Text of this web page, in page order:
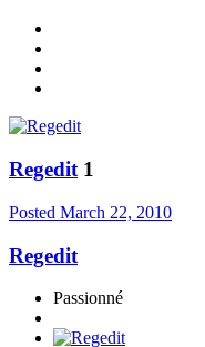
Regedit 1
Posted March 22, 2010
Regedit
Passionné